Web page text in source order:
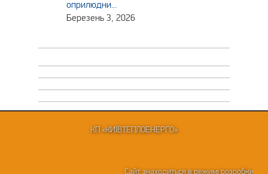
оприлюдни...
Березень 3, 2026
КП «КИЇВТЕПЛОЕНЕРГО»
Сайт знаходиться в режимі розробки